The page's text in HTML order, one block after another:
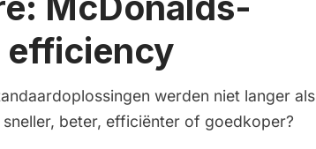
efficiency
werden niet langer als
beter, efficiënter of goedkoper?